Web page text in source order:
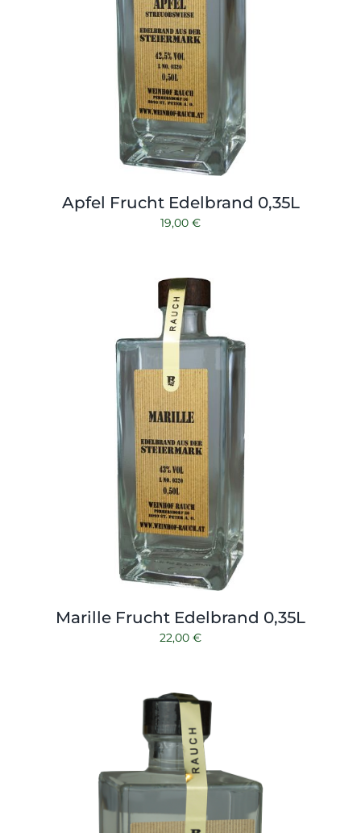
Apfel Frucht Edelbrand 0,35L
19,00 €
Marille Frucht Edelbrand 0,35L
22,00 €